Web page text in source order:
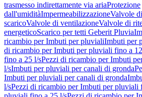
trasmesso indirettamente via ariaProtezione
dall'umiditàImpermeabilizzazioneValvole
scaricoValvole di ventilazioneValvole di
energeticoScarico per tetti Geberit Pluvia
ricambio per Imbuti per pluvialiImbuti per
di ricambio per Imbuti per pluviali fino a
fino a 25 l/sPezzi di ricambio per Imbuti
l/sImbuti per pluviali per canali di gronda
Imbuti per pluviali per canali di gronda
l/sPezzi di ricambio per Imbuti per pluviali